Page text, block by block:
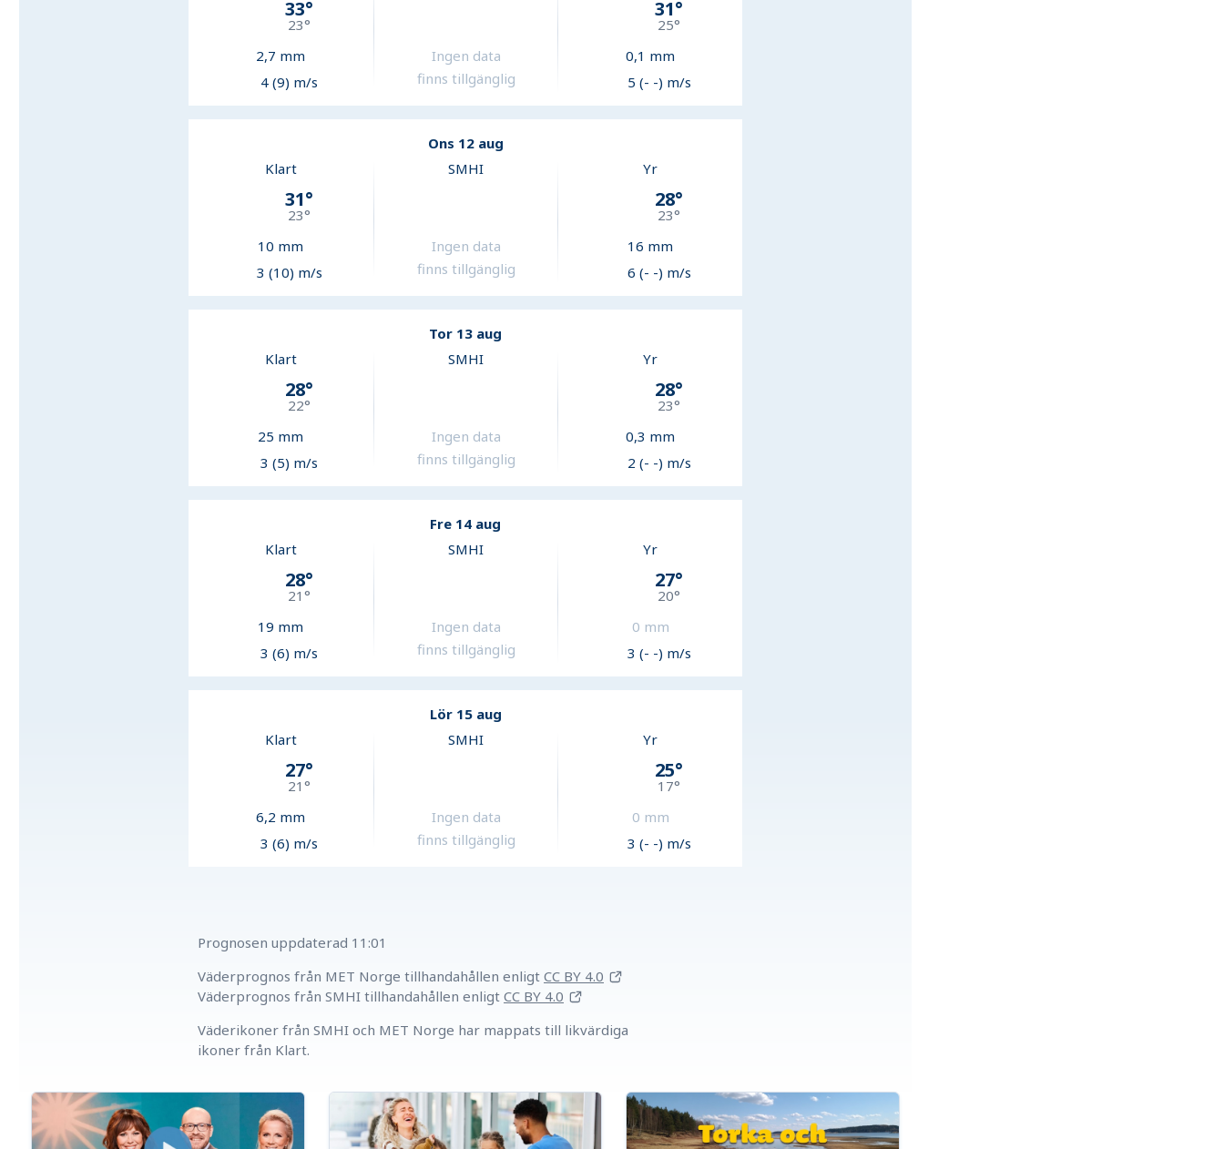
33°
23°
2,7 mm
4 (9) m/s
Ingen data
finns tillgänglig
31°
25°
0,1 mm
5 (- -) m/s
Ons 12 aug
Klart
31°
23°
10 mm
3 (10) m/s
SMHI
Ingen data
finns tillgänglig
Yr
28°
23°
16 mm
6 (- -) m/s
Tor 13 aug
Klart
28°
22°
25 mm
3 (5) m/s
SMHI
Ingen data
finns tillgänglig
Yr
28°
23°
0,3 mm
2 (- -) m/s
Fre 14 aug
Klart
28°
21 °
19 mm
3 (6) m/s
SMHI
Ingen data
finns tillgänglig
Yr
27°
20°
0 mm
3 (- -) m/s
Lör 15 aug
Klart
27°
21 °
6,2 mm
3 (6) m/s
SMHI
Ingen data
finns tillgänglig
Yr
25°
17°
0 mm
3 (- -) m/s
Prognosen uppdaterad 11:01
Väderprognos från MET Norge tillhandahållen enligt CC BY 4.0
Väderprognos från SMHI tillhandahållen enligt CC BY 4.0
Väderikoner från SMHI och MET Norge har mappats till likvärdiga
ikoner från Klart.